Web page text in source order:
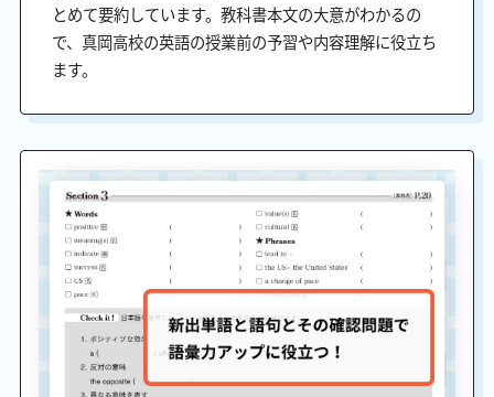
とめて要約しています。教科書本文の大意がわかるの
で、真岡高校の英語の授業前の予習や内容理解に役立ち
ます。